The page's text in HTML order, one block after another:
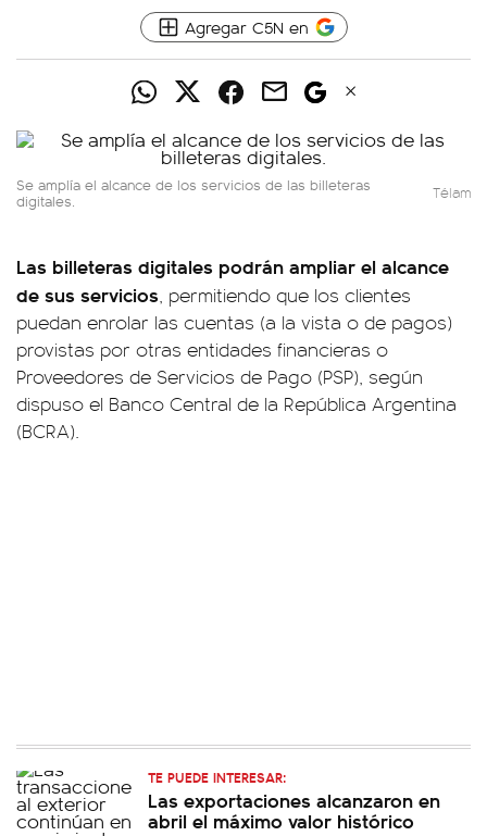
Agregar C5N en
Se amplía el alcance de los servicios de las billeteras
digitales. Télam
Las billeteras digitales podrán ampliar el alcance
de sus servicios, permitiendo que los clientes
puedan enrolar las cuentas (a la vista o de pagos)
provistas por otras entidades financieras o
Proveedores de Servicios de Pago (PSP), según
dispuso el Banco Central de la República Argentina
(BCRA).
TE PUEDE INTERESAR:
Las exportaciones alcanzaron en
abril el máximo valor histórico